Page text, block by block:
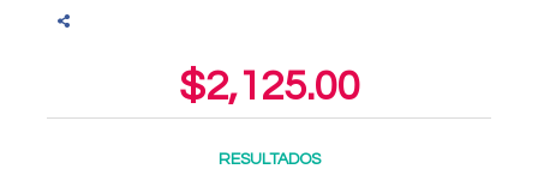
$2,125.00
RESULTADOS